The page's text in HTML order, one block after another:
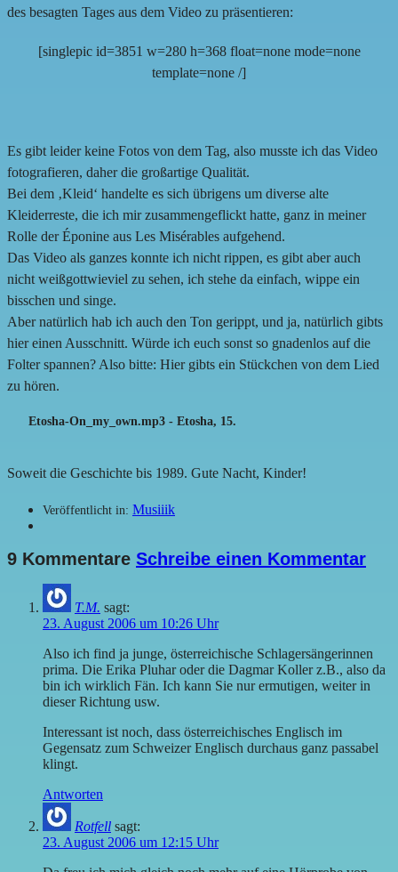
des besagten Tages aus dem Video zu präsentieren:
[singlepic id=3851 w=280 h=368 float=none mode=none
template=none /]
Es gibt leider keine Fotos von dem Tag, also musste ich das Video
fotografieren, daher die großartige Qualität.
Bei dem ‚Kleid‘ handelte es sich übrigens um diverse alte
Kleiderreste, die ich mir zusammengeflickt hatte, ganz in meiner
Rolle der Éponine aus Les Misérables aufgehend.
Das Video als ganzes konnte ich nicht rippen, es gibt aber auch
nicht weißgottwieviel zu sehen, ich stehe da einfach, wippe ein
bisschen und singe.
Aber natürlich hab ich auch den Ton gerippt, und ja, natürlich gibts
hier einen Ausschnitt. Würde ich euch sonst so gnadenlos auf die
Folter spannen? Also bitte: Hier gibts ein Stückchen von dem Lied
zu hören.
Etosha-On_my_own.mp3 - Etosha, 15.
Soweit die Geschichte bis 1989. Gute Nacht, Kinder!
Veröffentlicht in: Musiiik
9 Kommentare Schreibe einen Kommentar
T.M. sagt:
23. August 2006 um 10:26 Uhr
Also ich find ja junge, österreichische Schlagersängerinnen
prima. Die Erika Pluhar oder die Dagmar Koller z.B., also da
bin ich wirklich Fän. Ich kann Sie nur ermutigen, weiter in
dieser Richtung usw.
Interessant ist noch, dass österreichisches Englisch im
Gegensatz zum Schweizer Englisch durchaus ganz passabel
klingt.
Antworten
Rotfell sagt:
23. August 2006 um 12:15 Uhr